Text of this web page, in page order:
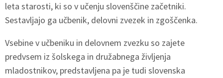
leta starosti, ki so v učenju slovenščine začetniki.
Sestavljajo ga učbenik, delovni zvezek in zgoščenka.
Vsebine v učbeniku in delovnem zvezku so zajete
predvsem iz šolskega in družabnega življenja
mladostnikov, predstavljena pa je tudi slovenska